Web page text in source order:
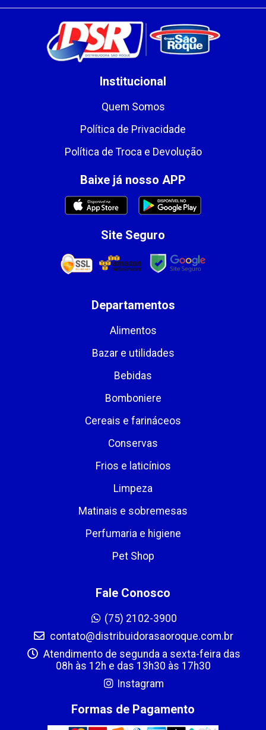
Institucional
Quem Somos
Política de Privacidade
Política de Troca e Devolução
Baixe já nosso APP
Site Seguro
Departamentos
Alimentos
Bazar e utilidades
Bebidas
Bomboniere
Cereais e farináceos
Conservas
Frios e laticínios
Limpeza
Matinais e sobremesas
Perfumaria e higiene
Pet Shop
Fale Conosco
(75) 2102-3900
contato@distribuidorasaoroque.com.br
Atendimento de segunda a sexta-feira das
08h às 12h e das 13h30 às 17h30
Instagram
Formas de Pagamento